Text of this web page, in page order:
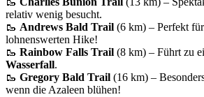
relativ wenig besucht.
🥾 Andrews Bald Trail (6 km) – Perfekt
lohnenswerten Hike!
🥾 Rainbow Falls Trail (8 km) – Führt zu
Wasserfall.
🥾 Gregory Bald Trail (16 km) –
wenn die Azaleen blühen!